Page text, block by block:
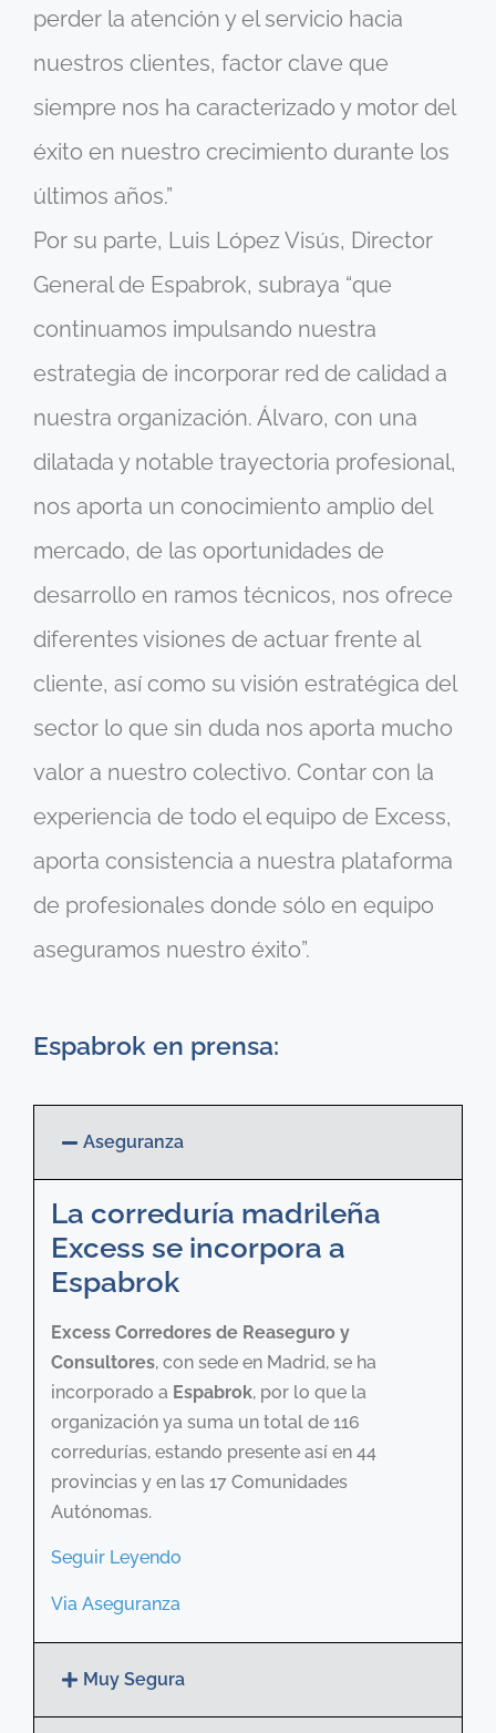
perder la atención y el servicio hacia
nuestros clientes, factor clave que
siempre nos ha caracterizado y motor del
éxito en nuestro crecimiento durante los
últimos años.”
Por su parte, Luis López Visús, Director
General de Espabrok, subraya “que
continuamos impulsando nuestra
estrategia de incorporar red de calidad a
nuestra organización. Álvaro, con una
dilatada y notable trayectoria profesional,
nos aporta un conocimiento amplio del
mercado, de las oportunidades de
desarrollo en ramos técnicos, nos ofrece
diferentes visiones de actuar frente al
cliente, así como su visión estratégica del
sector lo que sin duda nos aporta mucho
valor a nuestro colectivo. Contar con la
experiencia de todo el equipo de Excess,
aporta consistencia a nuestra plataforma
de profesionales donde sólo en equipo
aseguramos nuestro éxito”.
Espabrok en prensa:
Aseguranza
La correduría madrileña
Excess se incorpora a
Espabrok
Excess Corredores de Reaseguro y
Consultores, con sede en Madrid, se ha
incorporado a Espabrok, por lo que la
organización ya suma un total de 116
corredurías, estando presente así en 44
provincias y en las 17 Comunidades
Autónomas.
Seguir Leyendo
Via Aseguranza
Muy Segura